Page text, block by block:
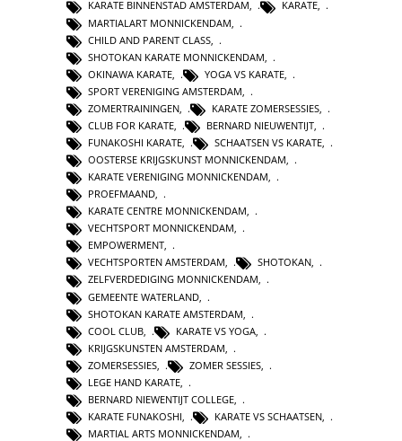
KARATE BINNENSTAD AMSTERDAM, KARATE,
MARTIALART MONNICKENDAM
CHILD AND PARENT CLASS
SHOTOKAN KARATE MONNICKENDAM
OKINAWA KARATE
YOGA VS KARATE
SPORT VERENIGING AMSTERDAM
ZOMERTRAININGEN
KARATE ZOMERSESSIES
CLUB FOR KARATE
BERNARD NIEUWENTIJT
FUNAKOSHI KARATE
SCHAATSEN VS KARATE
OOSTERSE KRIJGSKUNST MONNICKENDAM,
KARATE VERENIGING MONNICKENDAM,
PROEFMAAND,
KARATE CENTRE MONNICKENDAM,
VECHTSPORT MONNICKENDAM,
EMPOWERMENT,
VECHTSPORTEN AMSTERDAM, SHOTOKAN,
ZELFVERDEDIGING MONNICKENDAM,
GEMEENTE WATERLAND
SHOTOKAN KARATE AMSTERDAM
COOL CLUB
KARATE VS YOGA
KRIJGSKUNSTEN AMSTERDAM
ZOMERSESSIES
ZOMER SESSIES
LEGE HAND KARATE
BERNARD NIEWENTIJT COLLEGE
KARATE FUNAKOSHI
KARATE VS SCHAATSEN
MARTIAL ARTS MONNICKENDAM,